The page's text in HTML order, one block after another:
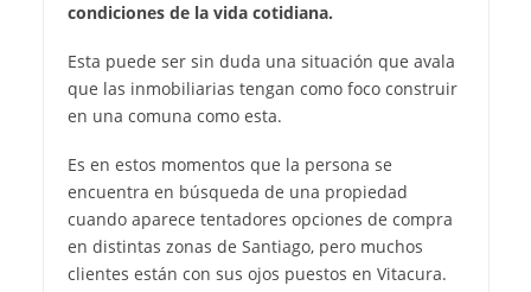
condiciones de la vida cotidiana.
Esta puede ser sin duda una situación que avala
que las inmobiliarias tengan como foco construir
en una comuna como esta.
Es en estos momentos que la persona se
encuentra en búsqueda de una propiedad
cuando aparece tentadores opciones de compra
en distintas zonas de Santiago, pero muchos
clientes están con sus ojos puestos en Vitacura.